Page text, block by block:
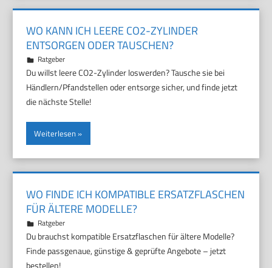
WO KANN ICH LEERE CO2-ZYLINDER
ENTSORGEN ODER TAUSCHEN?
20. April 2026
Marco
Ratgeber
Du willst leere CO2-Zylinder loswerden? Tausche sie bei
Händlern/Pfandstellen oder entsorge sicher, und finde jetzt
die nächste Stelle!
Weiterlesen
WO FINDE ICH KOMPATIBLE ERSATZFLASCHEN
FÜR ÄLTERE MODELLE?
16. April 2026
Marco
Ratgeber
Du brauchst kompatible Ersatzflaschen für ältere Modelle?
Finde passgenaue, günstige & geprüfte Angebote – jetzt
bestellen!